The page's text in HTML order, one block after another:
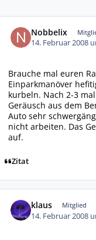
Nobbelix
14. Februar 2008
Brauche mal euren
Einparkmanöver
kurbeln. Nach 2-3
Geräusch aus dem
Auto sehr
nicht arbeiten. Das
auf.
Zitat
klaus Mitglied
14. Februar 2008